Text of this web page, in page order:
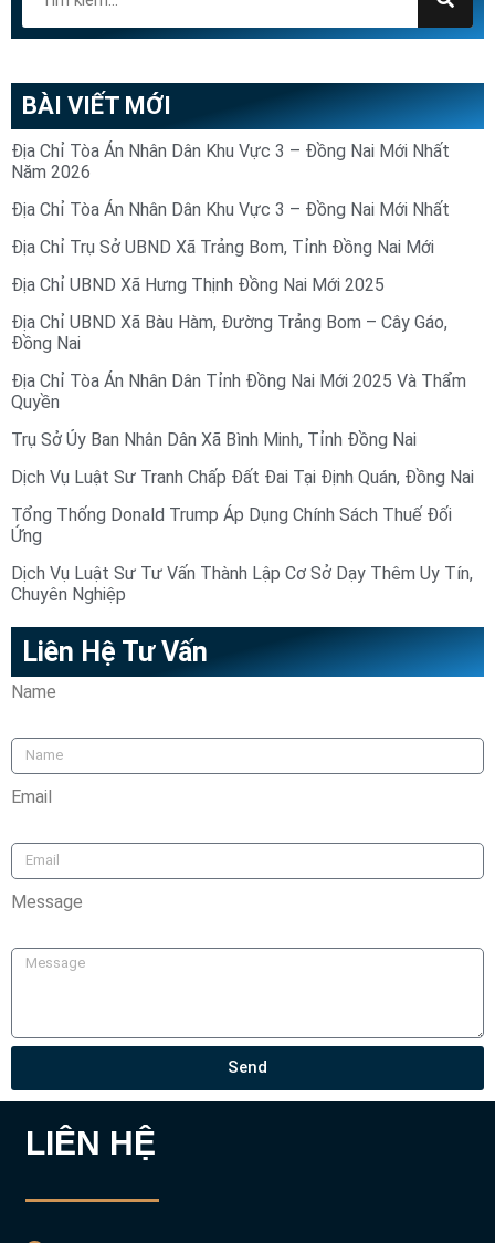
BÀI VIẾT MỚI
Địa Chỉ Tòa Án Nhân Dân Khu Vực 3 – Đồng Nai Mới Nhất
Năm 2026
Địa Chỉ Tòa Án Nhân Dân Khu Vực 3 – Đồng Nai Mới Nhất
Địa Chỉ Trụ Sở UBND Xã Trảng Bom, Tỉnh Đồng Nai Mới
Địa Chỉ UBND Xã Hưng Thịnh Đồng Nai Mới 2025
Địa Chỉ UBND Xã Bàu Hàm, Đường Trảng Bom – Cây Gáo,
Đồng Nai
Địa Chỉ Tòa Án Nhân Dân Tỉnh Đồng Nai Mới 2025 Và Thẩm
Quyền
Trụ Sở Ủy Ban Nhân Dân Xã Bình Minh, Tỉnh Đồng Nai
Dịch Vụ Luật Sư Tranh Chấp Đất Đai Tại Định Quán, Đồng Nai
Tổng Thống Donald Trump Áp Dụng Chính Sách Thuế Đối
Ứng
Dịch Vụ Luật Sư Tư Vấn Thành Lập Cơ Sở Dạy Thêm Uy Tín,
Chuyên Nghiệp
Liên Hệ Tư Vấn
Name
Email
Message
Send
LIÊN HỆ